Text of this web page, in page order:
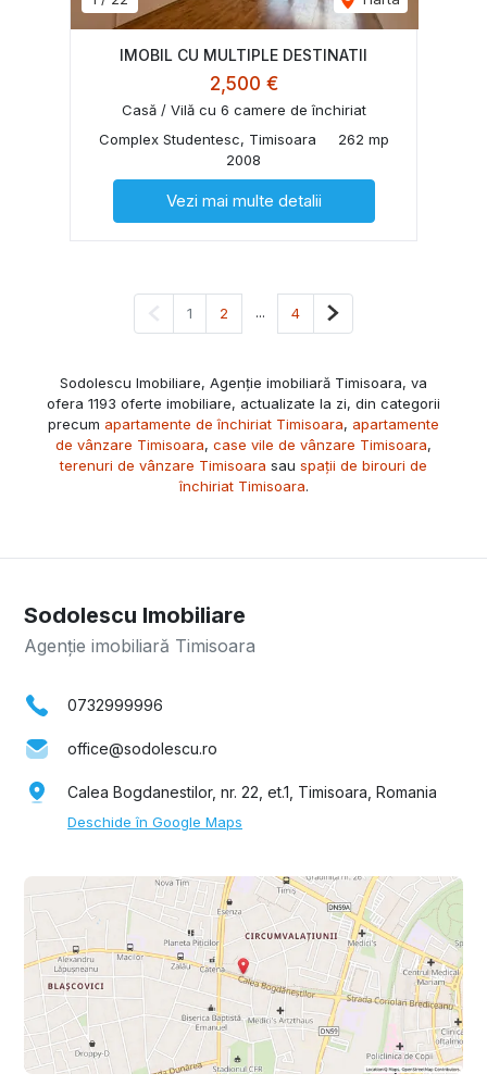
IMOBIL CU MULTIPLE DESTINATII
2,500 €
Casă / Vilă cu 6 camere de închiriat
Complex Studentesc, Timisoara
262 mp
2008
Vezi mai multe detalii
Pagina anterioară
1 2 ... 4 Pagina următoare
Sodolescu Imobiliare, Agenție imobiliară Timisoara, va
ofera 1193 oferte imobiliare, actualizate la zi, din categorii
precum apartamente de închiriat Timisoara, apartamente
de vânzare Timisoara, case vile de vânzare Timisoara,
terenuri de vânzare Timisoara sau spații de birouri de
închiriat Timisoara.
Sodolescu Imobiliare
Agenție imobiliară Timisoara
0732999996
office@sodolescu.ro
Calea Bogdanestilor, nr. 22, et.1, Timisoara, Romania
Deschide în Google Maps